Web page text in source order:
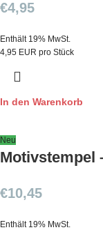
€4,95
Enthält 19% MwSt.
4,95 EUR pro Stück
In den Warenkorb
Neu
Motivstempel
€10,45
Enthält 19% MwSt.